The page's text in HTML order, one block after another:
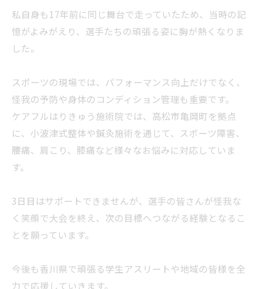
私自身も17年前に同じ舞台で走っていたため、当時の記
憶がよみがえり、選手たちの頑張る姿に胸が熱くなりま
した。
スポーツの現場では、パフォーマンス向上だけでなく、
怪我の予防や身体のコンディション管理も重要です。
ケアフルはりきゅう施術院では、高松市亀岡町を拠点
に、小波津式整体や鍼灸施術を通じて、スポーツ障害、
腰痛、肩こり、膝痛など様々なお悩みに対応していま
す。
3日目はサポートできませんが、選手の皆さんが怪我な
く笑顔で大会を終え、次の目標へつながる経験となるこ
とを願っています。
今後も香川県で頑張る学生アスリートや地域の皆様を全
力で応援していきます。